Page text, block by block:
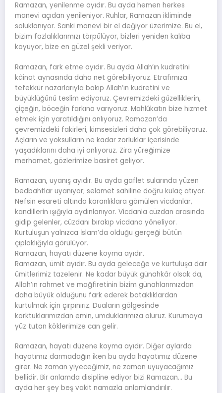
Ramazan, yenilenme ayıdır. Bu ayda hemen herkes
manevi açıdan yenileniyor. Ruhlar, Ramazan ikliminde
soluklanıyor. Sanki manevi bir el değiyor üzerimize. Bu el,
bizim fazlalıklarımızı törpülüyor, bizleri yeniden kalıba
koyuyor, bize en güzel şekli veriyor.
Ramazan, fark etme ayıdır. Bu ayda Allah’ın kudretini
kâinat aynasında daha net görebiliyoruz. Etrafımıza
tefekkür nazarlarıyla bakıp Allah’ın kudretini ve
büyüklüğünü teslim ediyoruz. Çevremizdeki güzelliklerin,
çiçeğin, böceğin farkına varıyoruz. Mahlûkatın bize hizmet
etmek için yaratıldığını anlıyoruz. Ramazan’da
çevremizdeki fakirleri, kimsesizleri daha çok görebiliyoruz.
Açların ve yoksulların ne kadar zorluklar içerisinde
yaşadıklarını daha iyi anlıyoruz. Zira yüreğimize
merhamet, gözlerimize basiret geliyor.
Ramazan, uyanış ayıdır. Bu ayda gaflet sularında yüzen
bedbahtlar uyanıyor; selamet sahiline doğru kulaç atıyor.
Nefsin esareti altında karanlıklara gömülen vicdanlar,
kandillerin ışığıyla aydınlanıyor. Vicdanla cüzdan arasında
gidip gelenler, cüzdanı bırakıp vicdana yöneliyor.
Kurtuluşun yalnızca İslam’da olduğu gerçeği bütün
çıplaklığıyla görülüyor.
Ramazan, hayatı düzene koyma ayıdır.
Ramazan, ümit ayıdır. Bu ayda geleceğe ve kurtuluşa dair
ümitlerimiz tazelenir. Ne kadar büyük günahkâr olsak da,
Allah’ın rahmet ve mağfiretinin bizim günahlarımızdan
daha büyük olduğunu fark ederek bataklıklardan
kurtulmak için çırpınırız. Duaların gölgesinde
korktuklarımızdan emin, umduklarımıza oluruz. Kurumaya
yüz tutan köklerimize can gelir.
Ramazan, hayatı düzene koyma ayıdır. Diğer aylarda
hayatımız darmadağın iken bu ayda hayatımız düzene
girer. Ne zaman yiyeceğimiz, ne zaman uyuyacağımız
bellidir. Bir anlamda disipline ediyor bizi Ramazan… Bu
ayda her şey beş vakit namazla anlamlandırılır.